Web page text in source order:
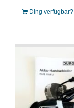
Ding verfügbar?